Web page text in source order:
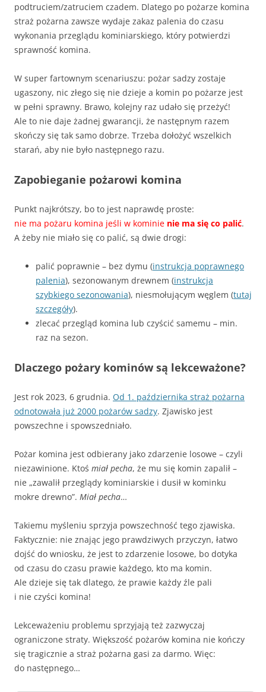
podtruciem/zatruciem czadem. Dlatego po pożarze komina
straż pożarna zawsze wydaje zakaz palenia do czasu
wykonania przeglądu kominiarskiego, który potwierdzi
sprawność komina.
W super fartownym scenariuszu: pożar sadzy zostaje
ugaszony, nic złego się nie dzieje a komin po pożarze jest
w pełni sprawny. Brawo, kolejny raz udało się przeżyć!
Ale to nie daje żadnej gwarancji, że następnym razem
skończy się tak samo dobrze. Trzeba dołożyć wszelkich
starań, aby nie było następnego razu.
Zapobieganie pożarowi komina
Punkt najkrótszy, bo to jest naprawdę proste:
nie ma pożaru komina jeśli w kominie nie ma się co palić.
A żeby nie miało się co palić, są dwie drogi:
palić poprawnie – bez dymu (instrukcja poprawnego
palenia), sezonowanym drewnem (instrukcja
szybkiego sezonowania), niesmołującym węglem (tutaj
szczegóły).
zlecać przegląd komina lub czyścić samemu – min.
raz na sezon.
Dlaczego pożary kominów są lekceważone?
Jest rok 2023, 6 grudnia. Od 1. października straż pożarna
odnotowała już 2000 pożarów sadzy. Zjawisko jest
powszechne i spowszedniało.
Pożar komina jest odbierany jako zdarzenie losowe – czyli
niezawinione. Ktoś miał pecha, że mu się komin zapalił –
nie „zawalił przeglądy kominiarskie i dusił w kominku
mokre drewno”. Miał pecha…
Takiemu myśleniu sprzyja powszechność tego zjawiska.
Faktycznie: nie znając jego prawdziwych przyczyn, łatwo
dojść do wniosku, że jest to zdarzenie losowe, bo dotyka
od czasu do czasu prawie każdego, kto ma komin.
Ale dzieje się tak dlatego, że prawie każdy źle pali
i nie czyści komina!
Lekceważeniu problemu sprzyjają też zazwyczaj
ograniczone straty. Większość pożarów komina nie kończy
się tragicznie a straż pożarna gasi za darmo. Więc:
do następnego…